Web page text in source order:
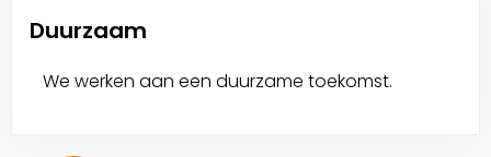
Duurzaam
We werken aan een duurzame toekomst.